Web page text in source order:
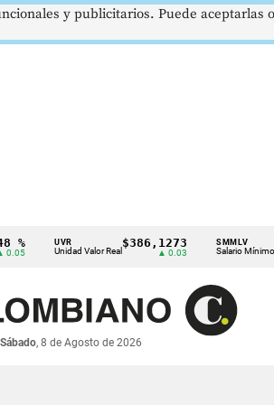
Unidad Valor Real
$386,1273
▲ 0.03
SMMLV
Salario Mínimo
Sábado, 8 de Agosto de 2026
y publicitarios. Puede aceptarlas